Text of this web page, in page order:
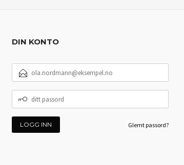
DIN KONTO
POSTADRESSE
PASSORD
Glemt passord?